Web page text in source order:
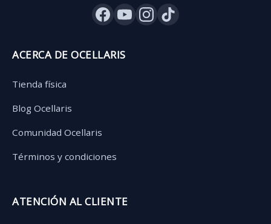
ACERCA DE OCELLARIS
Tienda física
Blog Ocellaris
Comunidad Ocellaris
Términos y condiciones
ATENCIÓN AL CLIENTE